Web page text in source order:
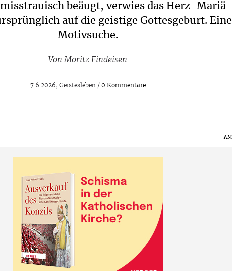
beäugt, verwies das Herz-Mariä-
auf die geistige Gottesgeburt. Eine
Motivsuche.
Von Moritz Findeisen
7.6.2026, Geistesleben / 0 Kommentare